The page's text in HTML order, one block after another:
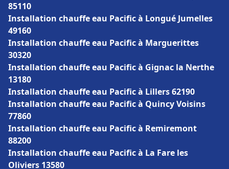
85110
Installation chauffe eau Pacific à Longué Jumelles
49160
Installation chauffe eau Pacific à Marguerittes
30320
Installation chauffe eau Pacific à Gignac la Nerthe
13180
Installation chauffe eau Pacific à Lillers 62190
Installation chauffe eau Pacific à Quincy Voisins
77860
Installation chauffe eau Pacific à Remiremont
88200
Installation chauffe eau Pacific à La Fare les
Oliviers 13580